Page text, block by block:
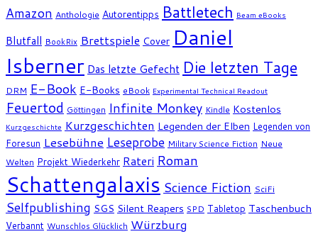
Amazon Anthologie Autorentipps Battletech Beam eBooks
Blutfall BookRix Brettspiele Cover Daniel
Isberner Das letzte Gefecht Die letzten Tage
DRM E-Book E-Books eBook Experimental Technical Readout
Feuertod Göttingen Infinite Monkey Kindle Kostenlos
Kurzgeschichte Kurzgeschichten Legenden der Elben Legenden von
Foresun Lesebühne Leseprobe Military Science Fiction Neue
Welten Projekt Wiederkehr Rateri Roman
Schattengalaxis Science Fiction SciFi
Selfpublishing SGS Silent Reapers SPD Tabletop Taschenbuch
Verbannt Wunschlos Glücklich Würzburg